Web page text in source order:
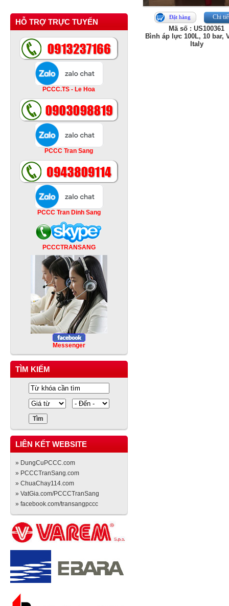
HỖ TRỢ TRỰC TUYẾN
PCCC.TS - Le Hoa
PCCC Tran Sang
PCCC Tran Dinh Sang
PCCCTRANSANG
Messenger
TÌM KIẾM
LIÊN KẾT WEBSITE
» DungCuPCCC.com
» PCCCTranSang.com
» ChuaChay114.com
» VatGia.com/PCCCTranSang
» facebook.com/transangpccc
Đặt hàng Chi
Mã số : US100361
Bình áp lực 100L, 10 bar,
Italy